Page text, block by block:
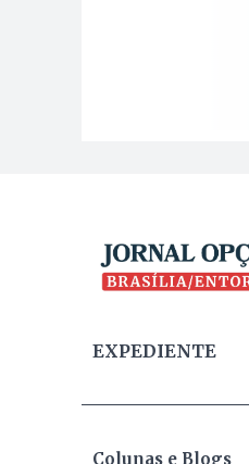
EXPEDIENTE
Colunas e Blogs